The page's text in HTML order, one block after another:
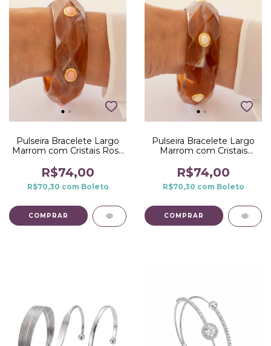
Pulseira Bracelete Largo
Marrom com Cristais Rosa
R$74,00
R$70,30 com Boleto
Pulseira Bracelete Largo
Marrom com Cristais
R$74,00
R$70,30 com Boleto